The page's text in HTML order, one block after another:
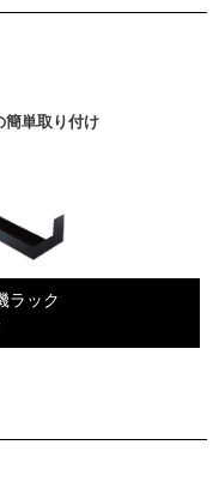
簡単取り付け
ラック